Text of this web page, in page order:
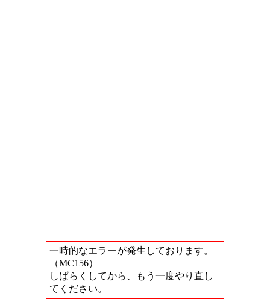
一時的なエラーが発生しております。
（MC156）
しばらくしてから、もう一度やり直し
てください。